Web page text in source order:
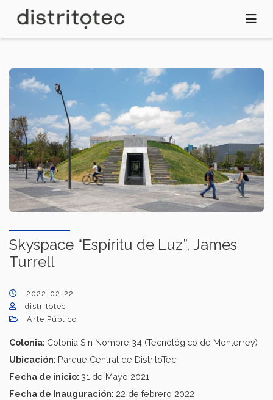
principal
Skyspace “Espíritu de Luz”, James
Turrell
2022-02-22
distritotec
Arte Público
Colonia: Colonia Sin Nombre 34 (Tecnológico de Monterrey)
Ubicación: Parque Central de DistritoTec
Fecha de inicio: 31 de Mayo 2021
Fecha de Inauguración: 22 de febrero 2022